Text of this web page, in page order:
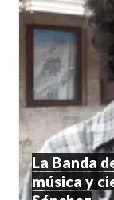
La Banda
música y